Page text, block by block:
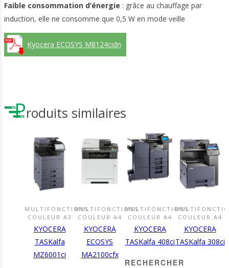
Faible consommation d’énergie : grâce au chauffage par
induction, elle ne consomme que 0,5 W en mode veille
Kyocera ECOSYS M8124cidn
Produits similaires
DÉCOUVRIR
CE
PRODUIT
MULTIFONCTIONS
COULEUR A3
KYOCERA
TASKalfa
MZ6001ci
DÉCOUVRIR
CE
PRODUIT
MULTIFONCTIONS
COULEUR A4
KYOCERA
ECOSYS
MA2100cfx
DÉCOUVRIR
CE
PRODUIT
MULTIFONCTIONS
COULEUR A4
KYOCERA
TASKalfa 408ci
CE
PRODUIT
COULEUR A4
KYOCERA
TASKalfa 308ci
RECHERCHER